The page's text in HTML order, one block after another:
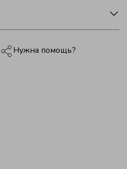
Нужна помощь?